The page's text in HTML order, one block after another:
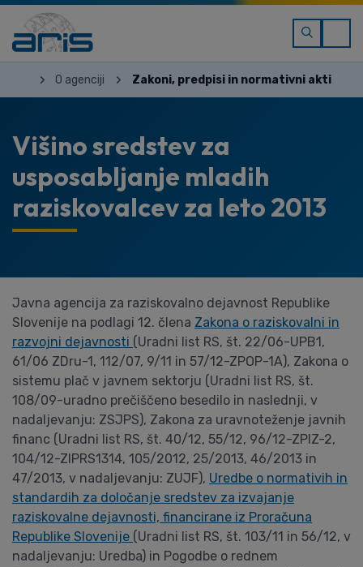
O agenciji Zakoni, predpisi in normativni akti
Višino sredstev za
usposabljanje mladih
raziskovalcev za leto 2013
Javna agencija za raziskovalno dejavnost Republike
Slovenije na podlagi 12. člena Zakona o raziskovalni in
razvojni dejavnosti (Uradni list RS, št. 22/06-UPB1,
61/06 ZDru-1, 112/07, 9/11 in 57/12-ZPOP-1A), Zakona o
sistemu plač v javnem sektorju (Uradni list RS, št.
108/09-uradno prečiščeno besedilo in naslednji, v
nadaljevanju: ZSJPS), Zakona za uravnoteženje javnih
financ (Uradni list RS, št. 40/12, 55/12, 96/12-ZPIZ-2,
104/12-ZIPRS1314, 105/2012, 25/2013, 46/2013 in
47/2013, v nadaljevanju: ZUJF), Uredbe o normativih in
standardih za določanje sredstev za izvajanje
raziskovalne dejavnosti, financirane iz Proračuna
Republike Slovenije (Uradni list RS, št. 103/11 in 56/12, v
nadaljevanju: Uredba) in Pogodbe o rednem